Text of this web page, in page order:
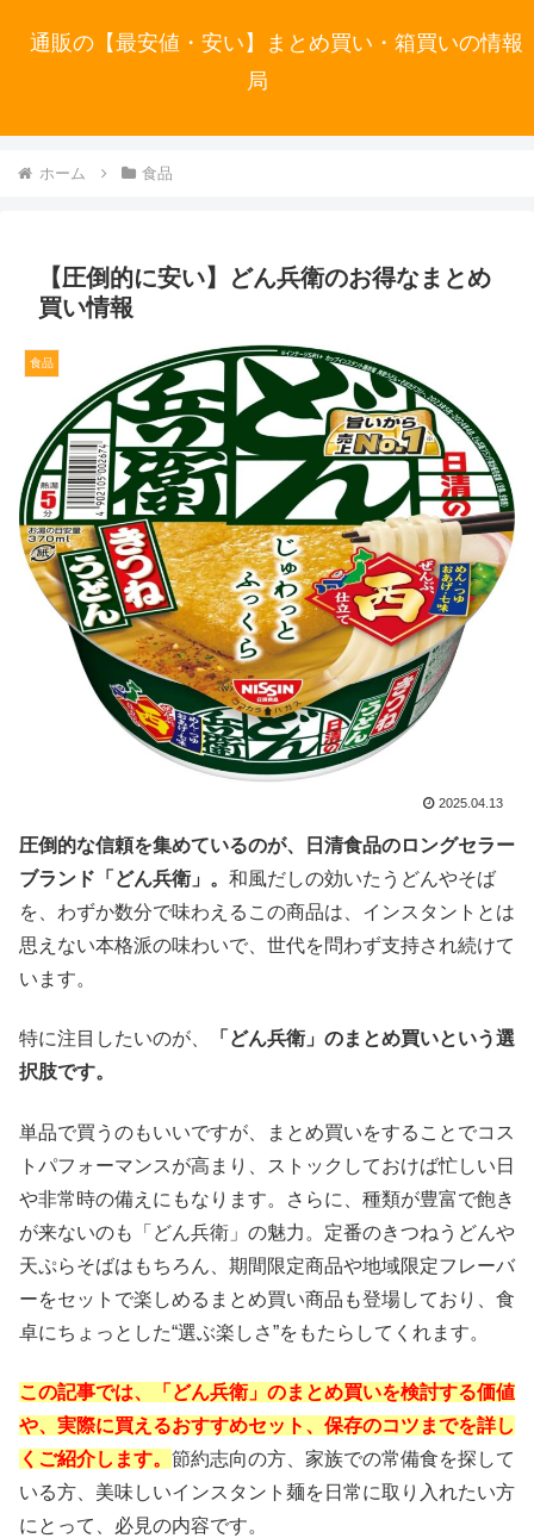
通販の【最安値・安い】まとめ買い・箱買いの情報
局
ホーム 食品
【圧倒的に安い】どん兵衛のお得なまとめ
買い情報
食品
2025.04.13
圧倒的な信頼を集めているのが、日清食品のロングセラー
ブランド「どん兵衛」。 和風だしの効いたうどんやそば
を、わずか数分で味わえるこの商品は、インスタントとは
思えない本格派の味わいで、世代を問わず支持され続けて
います。
特に注目したいのが、
「どん兵衛」のまとめ買いという選
択肢です。
単品で買うのもいいですが、まとめ買いをすることでコス
トパフォーマンスが高まり、ストックしておけば忙しい日
や非常時の備えにもなります。さらに、種類が豊富で飽き
が来ないのも「どん兵衛」の魅力。定番のきつねうどんや
天ぷらそばはもちろん、期間限定商品や地域限定フレーバ
ーをセットで楽しめるまとめ買い商品も登場しており、食
卓にちょっとした“選ぶ楽しさ”をもたらしてくれます。
この記事では、「どん兵衛」のまとめ買いを検討する価値
や、実際に買えるおすすめセット、保存のコツまでを詳し
くご紹介します。 節約志向の方、家族での常備食を探して
いる方、美味しいインスタント麺を日常に取り入れたい方
にとって、必見の内容です。